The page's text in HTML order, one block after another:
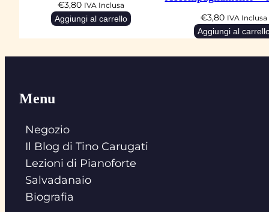
€3,80 IVA Inclusa
Aggiungi al carrello €3,80 IVA Inclusa
Aggiungi al
Menu
Negozio
Il Blog di Tino Carugati
Lezioni di Pianoforte
Salvadanaio
Biografia